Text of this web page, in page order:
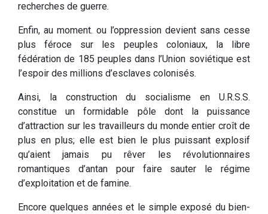
recherches de guerre.
Enfin, au moment. ou l’oppression devient sans cesse
plus féroce sur les peuples coloniaux, la libre
fédération de 185 peuples dans l’Union soviétique est
l’espoir des millions d’esclaves colonisés.
Ainsi, la construction du socialisme en U.R.S.S.
constitue un formidable pôle dont la puissance
d’attraction sur les travailleurs du monde entier croît de
plus en plus; elle est bien le plus puissant explosif
qu’aient jamais pu rêver les révolutionnaires
romantiques d’antan pour faire sauter le régime
d’exploitation et de famine.
Encore quelques années et le simple exposé du bien-